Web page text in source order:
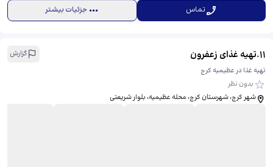
تماس جزئیات بیشتر
11
.تهیه غذای زعفرون
گزارش
تهیه غذا در عظیمیه کرج
بدون نظر
شهر کرج، شهرستان کرج، محله عظیمیه، بلوار شریعتی